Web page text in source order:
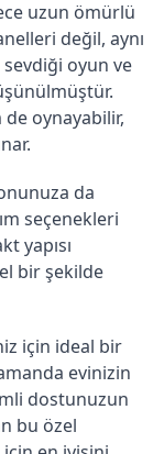
uzun ömürlü
değil, aynı
oyun ve
oynayabilir,
da
seçenekleri
yapısı
bir şekilde
için ideal bir
evinizin
dostunuzun
bu özel